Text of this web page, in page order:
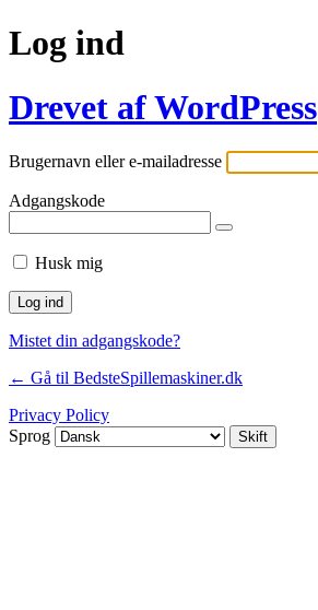
Log ind
Drevet af WordPress
Brugernavn eller e-mailadresse
Adgangskode
Husk mig
Mistet din adgangskode?
← Gå til BedsteSpillemaskiner.dk
Privacy Policy
Sprog